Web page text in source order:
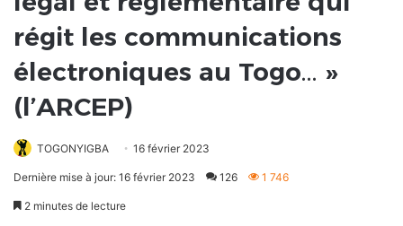
régit les communications
électroniques au Togo… »
(l’ARCEP)
TOGONYIGBA 16 février 2023
Dernière mise à jour: 16 février 2023 126 1 746
2 minutes de lecture